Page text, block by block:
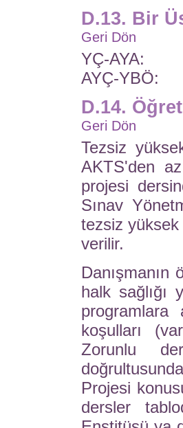
D.13. Bir
Geri Dön
YÇ-AYA:
AYÇ-YBÖ:
D.14.
Geri Dön
Tezsiz
AKTS'den
projesi
Sınav
tezsiz yüksek
verilir.
halk
koşulları
Zorunlu
Projesi
dersler